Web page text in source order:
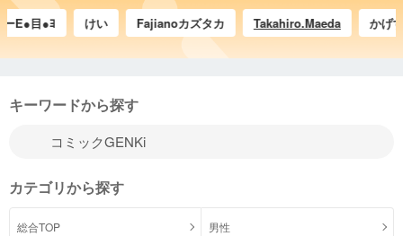
目●ﾖ Fajianoカズタカ Takahiro.Maeda かげすけ
キーワードから探す
カテゴリから探す
総合TOP 男性